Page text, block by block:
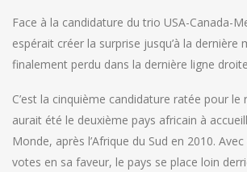
Face à la candidature du trio USA-Canada-
espérait créer la surprise jusqu’à la dernière
finalement perdu dans la dernière ligne
C’est la cinquième candidature ratée pour le
aurait été le deuxième pays africain à
Monde, après l’Afrique du Sud en 2010.
votes en sa faveur, le pays se place loin